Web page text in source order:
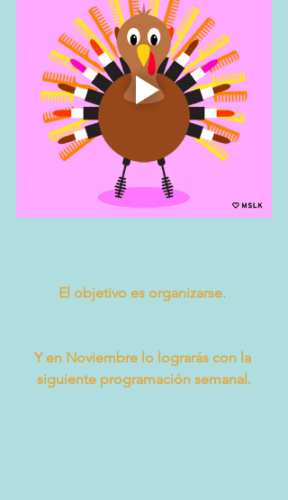
El objetivo es organizarse.
Y en Noviembre lo lograrás con la
siguiente programación semanal.